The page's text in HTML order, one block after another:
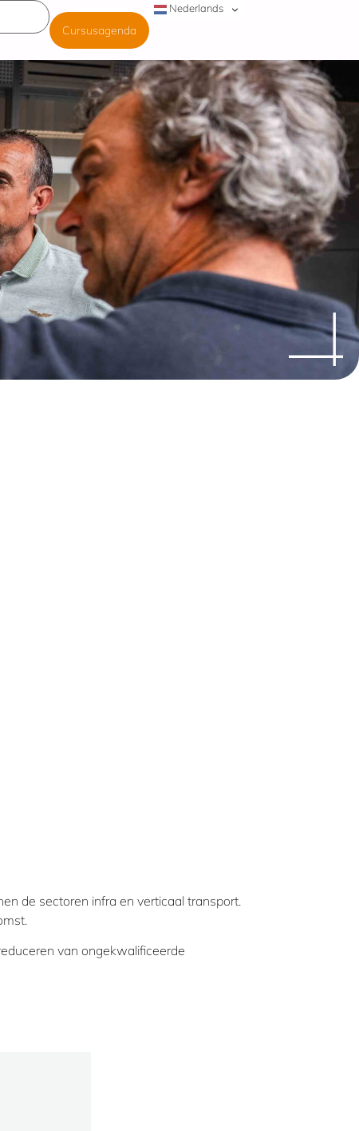
Cursusagenda
Nederlands
de sectoren infra en verticaal transport.
van ongekwalificeerde